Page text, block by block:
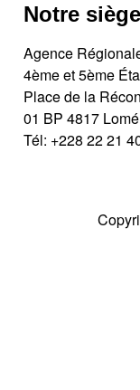
Notre siège
Agence
4ème et 5ème
Place de la
01 BP 4817
Tél: +228 22 21